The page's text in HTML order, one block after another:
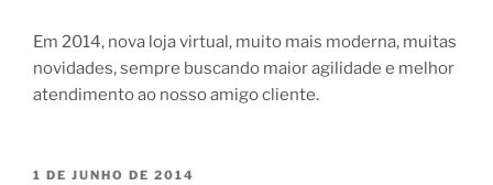
Em 2014, nova loja virtual, muito mais moderna, muitas
novidades, sempre buscando maior agilidade e melhor
atendimento ao nosso amigo cliente.
PUBLICADO
1 DE JUNHO DE 2014